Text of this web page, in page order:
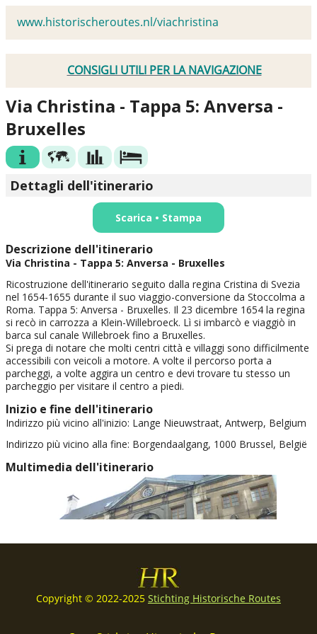
www.historischeroutes.nl/viachristina
CONSIGLI UTILI PER LA NAVIGAZIONE
Copyright © 2022-2025 Stichting Historische Routes